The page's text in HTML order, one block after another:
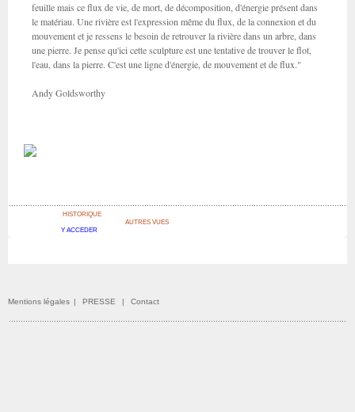
feuille mais ce flux de vie, de mort, de décomposition, d'énergie présent dans
le matériau. Une rivière est l'expression même du flux, de la connexion et du
mouvement et je ressens le besoin de retrouver la rivière dans un arbre, dans
une pierre. Je pense qu'ici cette sculpture est une tentative de trouver le flot,
l'eau, dans la pierre. C'est une ligne d'énergie, de mouvement et de flux."
Andy Goldsworthy
HISTORIQUE
Y ACCEDER
AUTRES VUES
Mentions légales | PRESSE | Contact